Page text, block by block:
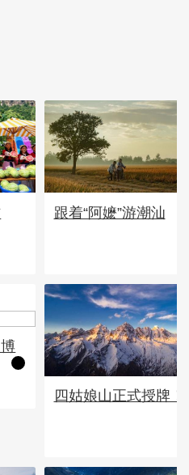
跟着“阿嬷”游潮汕
四姑娘山正式授牌！